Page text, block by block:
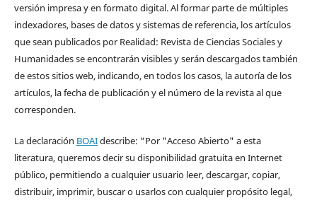
versión impresa y en formato digital. Al formar parte de múltiples
indexadores, bases de datos y sistemas de referencia, los artículos
que sean publicados por Realidad: Revista de Ciencias Sociales y
Humanidades se encontrarán visibles y serán descargados también
de estos sitios web, indicando, en todos los casos, la autoría de los
artículos, la fecha de publicación y el número de la revista al que
corresponden.
La declaración BOAIdescribe: “Por "Acceso Abierto" a esta
literatura, queremos decir su disponibilidad gratuita en Internet
público, permitiendo a cualquier usuario leer, descargar, copiar,
distribuir, imprimir, buscar o usarlos con cualquier propósito legal,